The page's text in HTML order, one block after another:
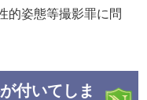
的姿態等撮影罪に問
付いてしま